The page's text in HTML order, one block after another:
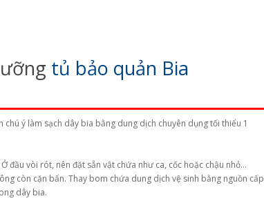
tủ bảo quản Bia
ý làm sạch dây bia bằng dung dịch chuyên dụng tối thiểu 1
đầu vòi rót, nên đặt sẵn vật chứa như ca, cốc hoặc chậu nhỏ…
còn cặn bẩn. Thay bom chứa dung dịch vệ sinh bằng nguồn cấp
dây bia.